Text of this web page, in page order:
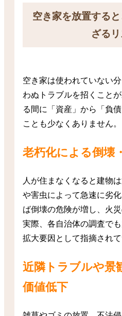
空き家を放置する
ざる
空き家は使われていない
わぬトラブルを招くこと
る間に「資産」から「負
ことも少なくありません。
老朽化による倒壊
人が住まなくなると建物
や害虫によって急速に劣
ば倒壊の危険が増し、火
実際、各自治体の調査で
拡大要因として指摘されて
近隣トラブルや景
価値低下